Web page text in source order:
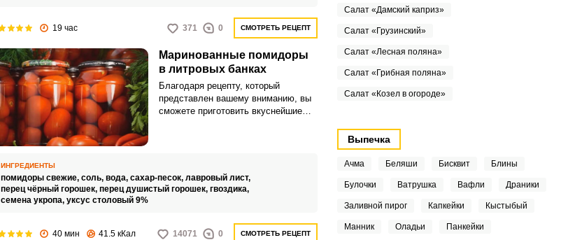
исключения.
19 час 371 0 СМОТРЕТЬ РЕЦЕПТ
Маринованные помидоры
в литровых банках
Благодаря рецепту, который
представлен вашему вниманию, вы
сможете приготовить вкуснейшие
ИНГРЕДИЕНТЫ
помидоры свежие, соль, вода, сахар-песок, лавровый лист,
перец чёрный горошек, перец душистый горошек, гвоздика,
семена укропа, уксус столовый 9%
40 мин 41.5 кКал 14071 0 СМОТРЕТЬ РЕЦЕПТ
Салат «Дамский каприз»
Салат «Грузинский»
Салат «Лесная поляна»
Салат «Грибная поляна»
Салат «Козел в огороде»
Выпечка
Ачма Беляши Бисквит Блины
Булочки Ватрушка Вафли Драники
Заливной пирог Капкейки Кыстыбый
Манник Оладьи Панкейки